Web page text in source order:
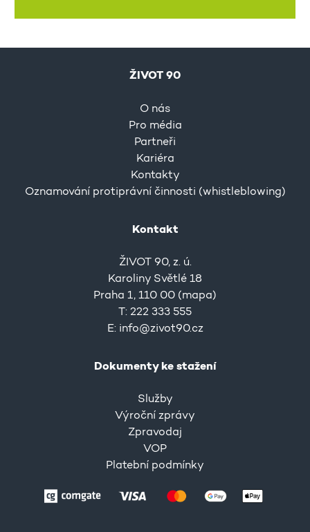
ŽIVOT 90
O nás
Pro média
Partneři
Kariéra
Kontakty
Oznamování protiprávní činnosti (whistleblowing)
Kontakt
ŽIVOT 90, z. ú.
Karoliny Světlé 18
Praha 1, 110 00 (mapa)
T: 222 333 555
E: info@zivot90.cz
Dokumenty ke stažení
Služby
Výroční zprávy
Zpravodaj
VOP
Platební podmínky